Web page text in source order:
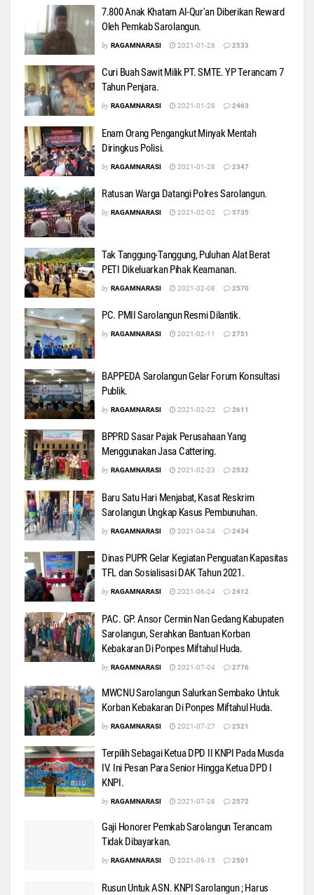
7.800 Anak Khatam Al-Qur'an Diberikan Reward
Oleh Pemkab Sarolangun.
by RAGAMNARASI 2021-01-28 2533
Curi Buah Sawit Milik PT. SMTE. YP Terancam 7
Tahun Penjara.
by RAGAMNARASI 2021-01-28 2463
Enam Orang Pengangkut Minyak Mentah
Diringkus Polisi.
by RAGAMNARASI 2021-01-28 2347
Ratusan Warga Datangi Polres Sarolangun.
by RAGAMNARASI 2021-02-02 5735
Tak Tanggung-Tanggung, Puluhan Alat Berat
PETI Dikeluarkan Pihak Keamanan.
by RAGAMNARASI 2021-02-08 2570
PC. PMII Sarolangun Resmi Dilantik.
by RAGAMNARASI 2021-02-11 2751
BAPPEDA Sarolangun Gelar Forum Konsultasi
Publik.
by RAGAMNARASI 2021-02-22 2611
BPPRD Sasar Pajak Perusahaan Yang
Menggunakan Jasa Cattering.
by RAGAMNARASI 2021-02-23 2532
Baru Satu Hari Menjabat, Kasat Reskrim
Sarolangun Ungkap Kasus Pembunuhan.
by RAGAMNARASI 2021-04-24 2434
Dinas PUPR Gelar Kegiatan Penguatan Kapasitas
TFL dan Sosialisasi DAK Tahun 2021.
by RAGAMNARASI 2021-06-24 2412
PAC. GP. Ansor Cermin Nan Gedang Kabupaten
Sarolangun, Serahkan Bantuan Korban
Kebakaran Di Ponpes Miftahul Huda.
by RAGAMNARASI 2021-07-04 2776
MWCNU Sarolangun Salurkan Sembako Untuk
Korban Kebakaran Di Ponpes Miftahul Huda.
by RAGAMNARASI 2021-07-27 2521
Terpilih Sebagai Ketua DPD II KNPI Pada Musda
IV. Ini Pesan Para Senior Hingga Ketua DPD I
KNPI.
by RAGAMNARASI 2021-07-28 2572
Gaji Honorer Pemkab Sarolangun Terancam
Tidak Dibayarkan.
by RAGAMNARASI 2021-09-15 2501
Rusun Untuk ASN. KNPI Sarolangun ; Harus